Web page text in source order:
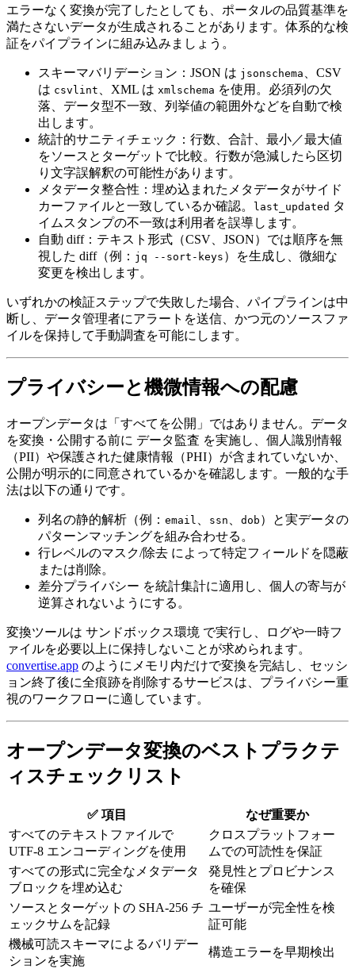
エラーなく変換が完了したとしても、ポータルの品質基準を
満たさないデータが生成されることがあります。体系的な検
証をパイプラインに組み込みましょう。
スキーマバリデーション ：JSON は jsonschema 、CSV
は csvlint 、XML は xmlschema を使用。必須列の欠
落、データ型不一致、列挙値の範囲外などを自動で検
出します。
統計的サニティチェック ：行数、合計、最小／最大値
をソースとターゲットで比較。行数が急減したら区切
り文字誤解釈の可能性があります。
メタデータ整合性 ：埋め込まれたメタデータがサイド
カーファイルと一致しているか確認。
last_updated タ
イムスタンプの不一致は利用者を誤導します。
自動 diff：テキスト形式（CSV、JSON）では順序を無
視した diff（例： jq --sort-keys ）を生成し、微細な
変更を検出します。
いずれかの検証ステップで失敗した場合、パイプラインは中
断し、データ管理者にアラートを送信、かつ元のソースファ
イルを保持して手動調査を可能にします。
プライバシーと機微情報への配慮
オープンデータは「すべてを公開」ではありません。データ
を変換・公開する前に データ監査 を実施し、個人識別情報
（PII）や保護された健康情報（PHI）が含まれていないか、
公開が明示的に同意されているかを確認します。一般的な手
法は以下の通りです。
列名の静的解析 （例： email ssn dob ）と実データの
パターンマッチングを組み合わせる。
行レベルのマスク/除去 によって特定フィールドを隠蔽
または削除。
差分プライバシー を統計集計に適用し、個人の寄与が
逆算されないようにする。
変換ツールは サンドボックス環境 で実行し、ログや一時フ
ァイルを必要以上に保持しないことが求められます。
convertise.app のようにメモリ内だけで変換を完結し、セッシ
ョン終了後に全痕跡を削除するサービスは、プライバシー重
視のワークフローに適しています。
オープンデータ変換のベストプラクテ
ィスチェックリスト
✅ 項目
なぜ重要か
すべてのテキストファイルで
UTF‑8 エンコーディングを使用
クロスプラットフォー
ムでの可読性を保証
すべての形式に完全なメタデータ
ブロックを埋め込む
発見性とプロビナンス
を確保
ソースとターゲットの SHA‑256 チ
ェックサムを記録
ユーザーが完全性を検
証可能
機械可読スキーマによるバリデー
ションを実施
構造エラーを早期検出